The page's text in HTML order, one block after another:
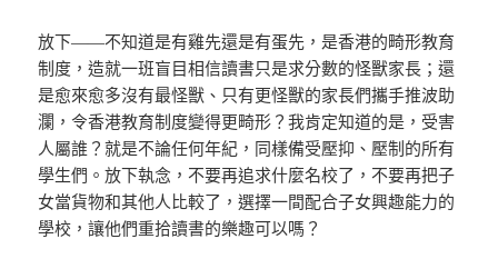
放下——不知道是有雞先還是有蛋先，是香港的畸形教育
制度，造就一班盲目相信讀書只是求分數的怪獸家長；還
是愈來愈多沒有最怪獸、只有更怪獸的家長們攜手推波助
瀾，令香港教育制度變得更畸形？我肯定知道的是，受害
人屬誰？就是不論任何年紀，同樣備受壓抑、壓制的所有
學生們。放下執念，不要再追求什麼名校了，不要再把子
女當貨物和其他人比較了，選擇一間配合子女興趣能力的
學校，讓他們重拾讀書的樂趣可以嗎？